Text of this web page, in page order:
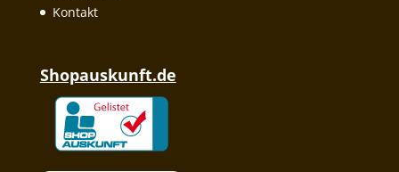
Kontakt
Shopauskunft.de